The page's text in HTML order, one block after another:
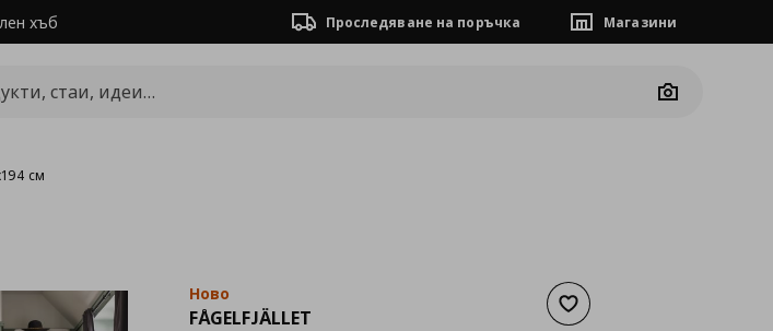
хъб Проследяване на поръчка Магазини
Camera
см
Добави към списъка с
Ново
FÅGELFJÄLLET